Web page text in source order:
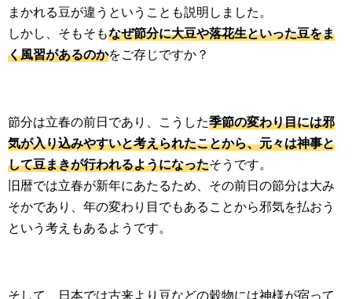
まかれる豆が違うということも説明しました。
しかし、そもそもなぜ節分に大豆や落花生といった豆をま
く風習があるのかをご存じですか？
節分は立春の前日であり、こうした季節の変わり目には邪
気が入り込みやすいと考えられたことから、元々は神事と
して豆まきが行われるようになったそうです。
旧暦では立春が新年にあたるため、その前日の節分は大み
そかであり、年の変わり目でもあることから邪気を払おう
という考えもあるようです。
そして、日本では古来より豆などの穀物には神様が宿って